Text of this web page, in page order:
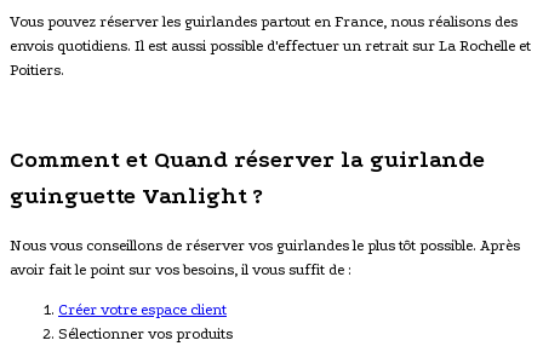
Vous pouvez réserver les guirlandes partout en France, nous réalisons des
envois quotidiens. Il est aussi possible d'effectuer un retrait sur La Rochelle et
Poitiers.
Comment et Quand réserver la guirlande
guinguette Vanlight ?
Nous vous conseillons de réserver vos guirlandes le plus tôt possible. Après
avoir fait le point sur vos besoins, il vous suffit de :
Créer votre espace client
Sélectionner vos produits